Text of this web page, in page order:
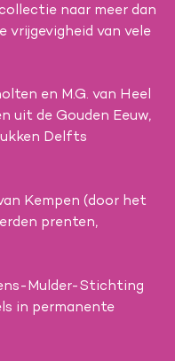
naar meer dan
vrijgevigheid van vele
en M.G. van Heel
uit de Gouden Eeuw,
Delfts
Kempen (door het
prenten,
Mulder-Stichting
in permanente